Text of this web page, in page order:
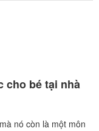
cho bé tại nhà
nó còn là một môn